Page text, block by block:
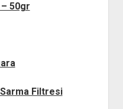
50gr
Filtresi